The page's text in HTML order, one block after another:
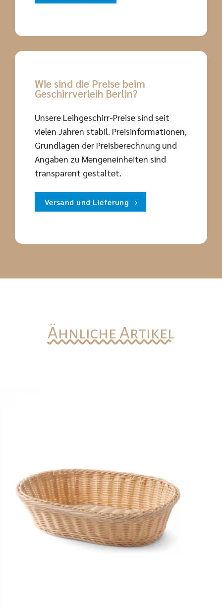
Wie sind die Preise beim
Geschirrverleih Berlin?
Unsere Leihgeschirr-Preise sind seit
vielen Jahren stabil. Preisinformationen,
Grundlagen der Preisberechnung und
Angaben zu Mengeneinheiten sind
transparent gestaltet.
Versand und Lieferung
Ähnliche Artikel